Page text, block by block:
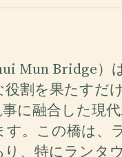
Mun Bridge）
割を果たすだ
に融合した現
す。この橋は、
、特にランタ